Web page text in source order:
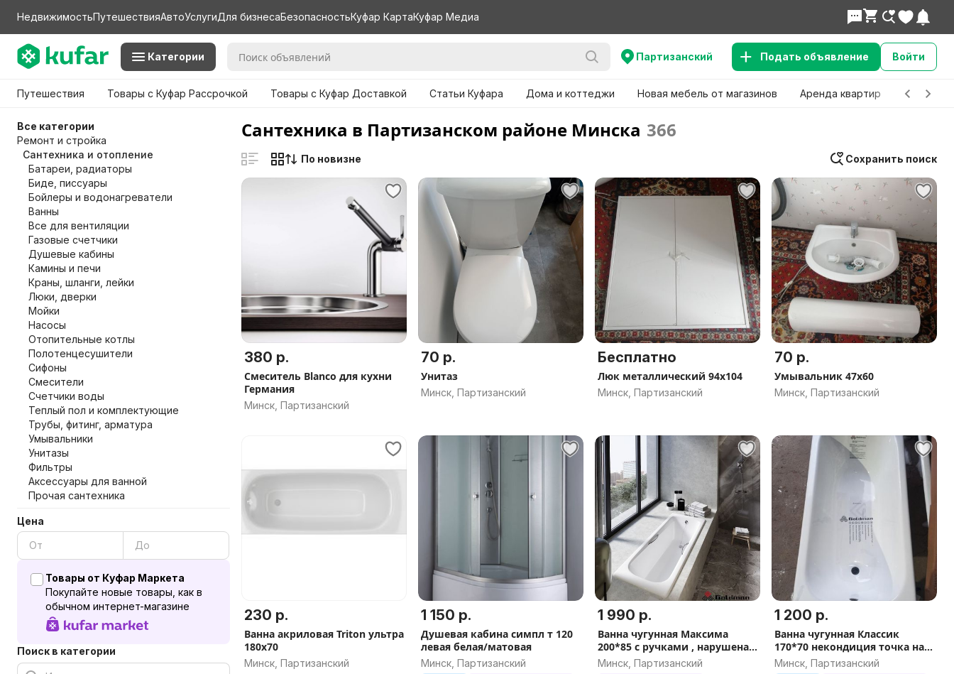
НедвижимостьПутешествияАвтоУслугиДля бизнесаБезопасностьКуфар КартаКуфар Медиа
Категории Партизанский Подать объявление Войти
Путешествия Товары с Куфар Рассрочкой Товары с Куфар Доставкой Статьи Куфара Дома и коттеджи Новая мебель от магазинов Аренда квартир Детские
Все категории
Ремонт и стройка
Сантехника и отопление
Батареи, радиаторы
Биде, писсуары
Бойлеры и водонагреватели
Ванны
Все для вентиляции
Газовые счетчики
Душевые кабины
Камины и печи
Краны, шланги, лейки
Люки, дверки
Мойки
Насосы
Отопительные котлы
Полотенцесушители
Сифоны
Смесители
Счетчики воды
Теплый пол и комплектующие
Трубы, фитинг, арматура
Умывальники
Унитазы
Фильтры
Аксессуары для ванной
Прочая сантехника
Цена
Товары от Куфар Маркета
Покупайте новые товары, как в
обычном интернет-магазине
Поиск в категории
Сантехника в Партизанском районе Минска 366
Сохранить поиск
По новизне
380 р.
Смеситель Blanco для кухни
Германия
Минск, Партизанский
70 р.
Унитаз
Минск, Партизанский
Бесплатно
Люк металлический 94х104
Минск, Партизанский
70 р.
Умывальник 47х60
Минск, Партизанский
230 р.
Ванна акриловая Triton ультра
180х70
Минск, Партизанский
1 150 р.
Душевая кабина симпл т 120
левая белая/матовая
Минск, Партизанский
1 990 р.
Ванна чугунная Максима
200*85 с ручками , нарушена
геометрия
Минск, Партизанский
1 200 р.
Ванна чугунная Классик
170*70 некондиция точка на
эмали
Минск, Партизанский